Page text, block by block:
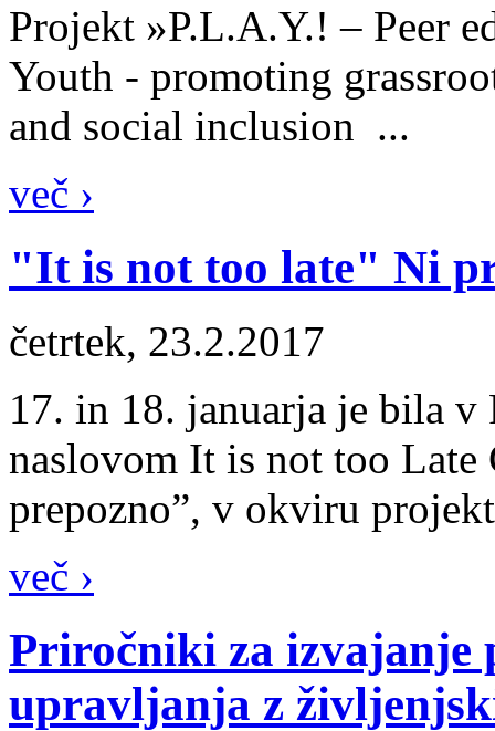
Projekt »P.L.A.Y.! – Peer
Youth - promoting
and social inclusion ...
več ›
"It is not too late" Ni
četrtek, 23.2.2017
17. in 18. januarja je bila v
naslovom It is not too Late
prepozno”, v okviru
več ›
Priročniki za izvajanje
upravljanja z